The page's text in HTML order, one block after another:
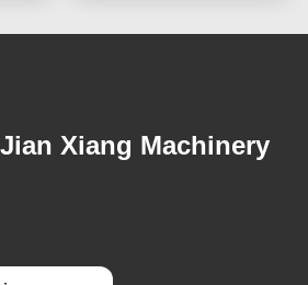
Xiang Machinery